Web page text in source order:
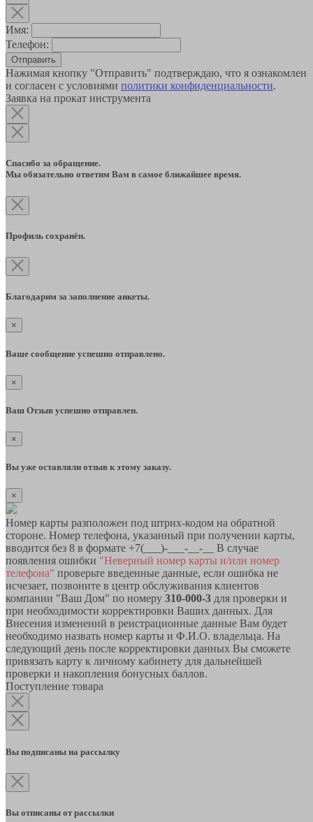
Имя:
Телефон:
Отправить
Нажимая кнопку "Отправить" подтверждаю, что я ознакомлен
и согласен с условиями политики конфиденциальности.
Заявка на прокат инструмента
Спасибо за обращение.
Мы обязательно ответим Вам в самое ближайшее время.
Профиль сохранён.
Благодарим за заполнение анкеты.
×
Ваше сообщение успешно отправлено.
×
Ваш Отзыв успешно отправлен.
×
Вы уже оставляли отзыв к этому заказу.
×
Номер карты разположен под штрих-кодом на обратной
стороне. Номер телефона, указанный при получении карты,
вводится без 8 в формате +7(___)-___-__-__ В случае
появления ошибки "Неверный номер карты и/или номер
телефона" проверьте введенные данные, если ошибка не
исчезает, позвоните в центр обслуживания клиентов
компании "Ваш Дом" по номеру 310-000-3 для проверки и
при необходимости корректировки Ваших данных. Для
Внесения изменений в реистрационные данные Вам будет
необходимо назвать номер карты и Ф.И.О. владельца. На
следующий день после корректировки данных Вы сможете
привязать карту к личному кабинету для дальнейшей
проверки и накопления бонусных баллов.
Поступление товара
Вы подписаны на рассылку
Вы отписаны от рассылки